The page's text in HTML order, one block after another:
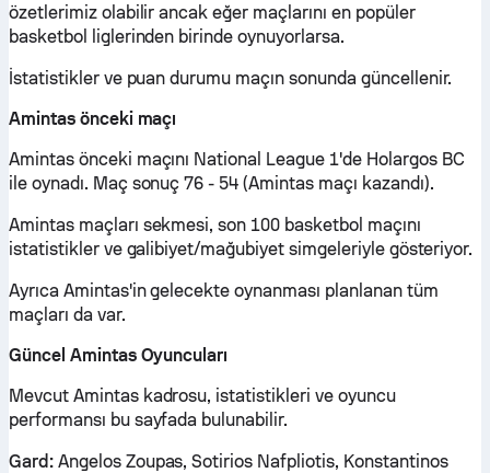
özetlerimiz olabilir ancak eğer maçlarını en popüler
basketbol liglerinden birinde oynuyorlarsa.
İstatistikler ve puan durumu maçın sonunda güncellenir.
Amintas önceki maçı
Amintas önceki maçını National League 1'de Holargos BC
ile oynadı. Maç sonuç 76 - 54 (Amintas maçı kazandı).
Amintas maçları sekmesi, son 100 basketbol maçını
istatistikler ve galibiyet/mağubiyet simgeleriyle gösteriyor.
Ayrıca Amintas'in gelecekte oynanması planlanan tüm
maçları da var.
Güncel Amintas Oyuncuları
Mevcut Amintas kadrosu, istatistikleri ve oyuncu
performansı bu sayfada bulunabilir.
Gard:Angelos Zoupas, Sotirios Nafpliotis, Konstantinos